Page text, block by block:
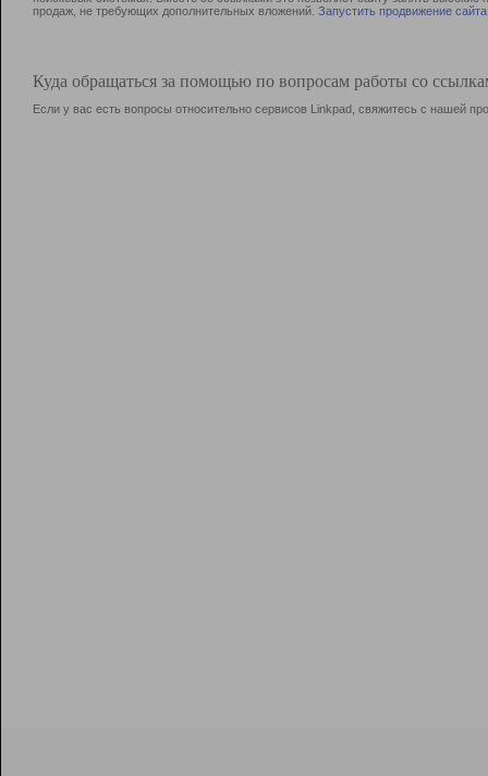
продаж, не требующих дополнительных вложений. Запустить продвижение сайта
Куда обращаться за помощью по вопросам работы со
Если у вас есть вопросы относительно сервисов Linkpad, свяжитесь с нашей